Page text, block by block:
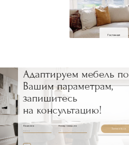
Гостиная
Адаптируем мебель по
Вашим параметрам,
запишитесь
на консультацию!
Ваше имя Номер телефона
Записаться